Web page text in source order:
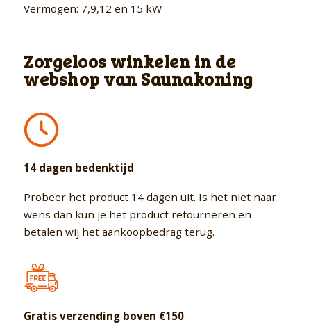
Vermogen: 7,9,12 en 15 kW
Zorgeloos winkelen in de
webshop van Saunakoning
14 dagen bedenktijd
Probeer het product 14 dagen uit. Is het niet naar
wens dan kun je het product retourneren en
betalen wij het aankoopbedrag terug.
Gratis verzending boven €150